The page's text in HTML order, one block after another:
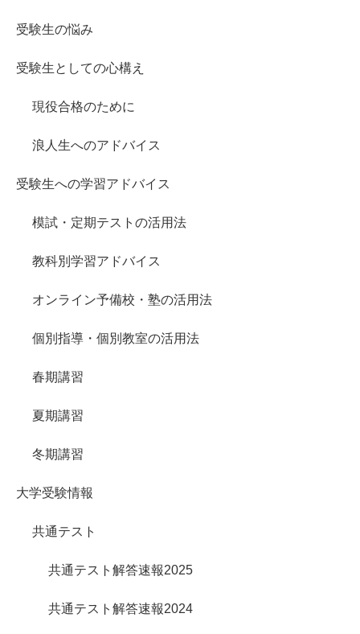
受験生の悩み
受験生としての心構え
現役合格のために
浪人生へのアドバイス
受験生への学習アドバイス
模試・定期テストの活用法
教科別学習アドバイス
オンライン予備校・塾の活用法
個別指導・個別教室の活用法
春期講習
夏期講習
冬期講習
大学受験情報
共通テスト
共通テスト解答速報2025
共通テスト解答速報2024